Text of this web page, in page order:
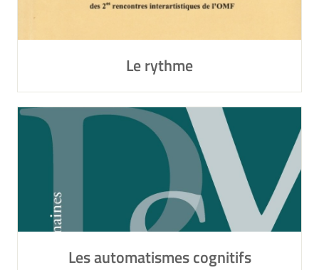
Le rythme
Les automatismes cognitifs